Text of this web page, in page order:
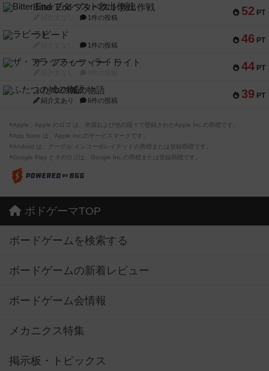
52 PT
Bitter End ブタペスト救出作戦
1件の投稿
46 PT
ラピード
1件の投稿
44 PT
ザ・フラッフィー・ライト
39 PT
ふたつの城の物語
紹介文あり 6件の投稿
※Apple、Apple のロゴ は、米国および他の国々で登録されたApple Inc.の商標です。
※App Store は、Apple Inc.のサービスマークです。
※Android は、グーグル インコーポレイテッドの商標または登録商標です。
※Google Play とそのロゴは、Google Inc.の商標または登録商標です。
ボドゲーマTOP
ボードゲームを検索する
ボードゲームの新着レビュー
ボードゲーム会情報
メカニクス特集
掲示板・トピックス